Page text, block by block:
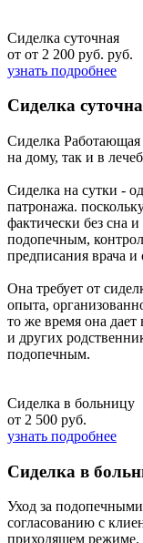
Сиделка суточная
от от 2 200 руб. руб.
узнать подробнее
Сиделка
Сиделка Работающая
на дому, так и в
Сиделка на сутки -
патронажа.
фактически без сна
подопечным,
предписания врача
Она требует от
опыта,
то же время она дает
и других
подопечным.
Сиделка в больницу
от 2 500 руб.
узнать подробнее
Сиделка в
Уход за
согласованию с
приходящем режиме.